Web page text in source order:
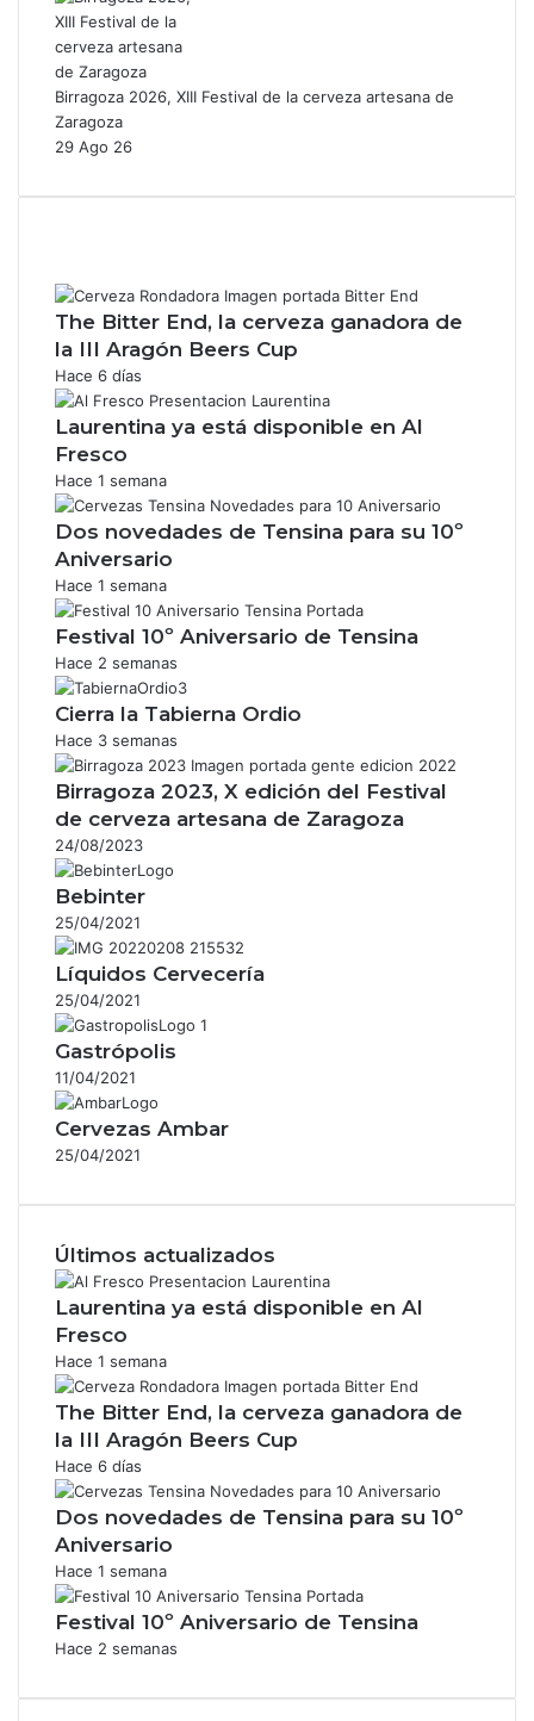
Birragoza 2026, XIII Festival de la cerveza artesana de
Zaragoza
29 Ago 26
The Bitter End, la cerveza ganadora de
la III Aragón Beers Cup
Hace 6 días
Laurentina ya está disponible en Al
Fresco
Hace 1 semana
Dos novedades de Tensina para su 10º
Aniversario
Hace 1 semana
Festival 10º Aniversario de Tensina
Hace 2 semanas
Cierra la Tabierna Ordio
Hace 3 semanas
Birragoza 2023, X edición del Festival
de cerveza artesana de Zaragoza
24/08/2023
Bebinter
25/04/2021
Líquidos Cervecería
25/04/2021
Gastrópolis
11/04/2021
Cervezas Ambar
25/04/2021
Últimos actualizados
Laurentina ya está disponible en Al
Fresco
Hace 1 semana
The Bitter End, la cerveza ganadora de
la III Aragón Beers Cup
Hace 6 días
Dos novedades de Tensina para su 10º
Aniversario
Hace 1 semana
Festival 10º Aniversario de Tensina
Hace 2 semanas